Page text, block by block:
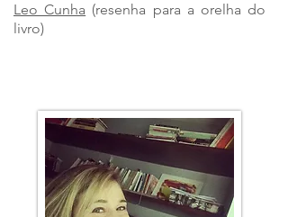
Leo Cunha (resenha para a orelha do
livro)